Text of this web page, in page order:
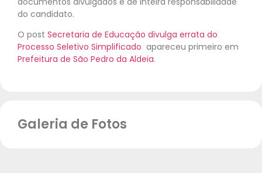
do candidato.
O post Secretaria de Educação divulga errata do
Processo Seletivo Simplificado apareceu primeiro em
Prefeitura de São Pedro da Aldeia.
Galeria de Fotos